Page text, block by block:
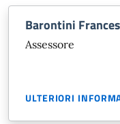
Barontini
Assessore
ULTERIORI